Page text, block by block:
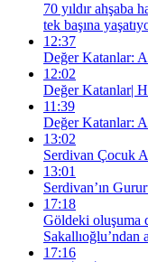
70 yıldır ahşaba
tek başına
12:37
Değer Katanlar:
12:02
Değer Katanlar|
11:39
Değer Katanlar:
13:02
Serdivan Çocuk
13:01
Serdivan’ın
17:18
Göldeki oluşuma
Sakallıoğlu’ndan
17:16